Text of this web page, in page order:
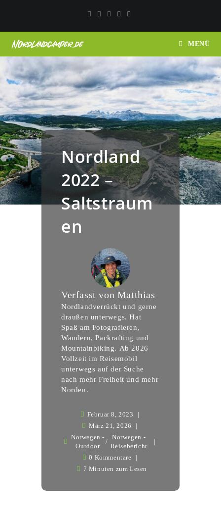
MENÜ
Nordland
2022 –
Saltstraum
en
Verfasst von Matthias
Nordlandverrückt und gerne
draußen unterwegs. Hat
Spaß am Fotografieren,
Wandern, Packrafting und
Mountainbiking. Ab 2026
Vollzeit im Reisemobil
unterwegs auf der Suche
nach mehr Freiheit und mehr
Norden.
Februar 8, 2023
März 21, 2026
Norwegen -
Outdoor
/
Norwegen -
Reisebericht
0 Kommentare
7 Minuten zum Lesen